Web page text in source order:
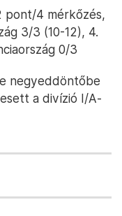
pont/4 mérkőzés,
3/3 (10-12), 4.
0/3
negyeddöntőbe
a divízió I/A-